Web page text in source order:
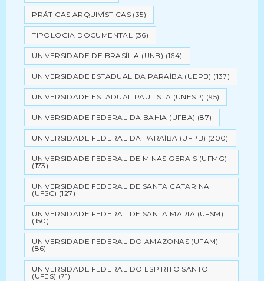
PRÁTICAS ARQUIVÍSTICAS (35)
TIPOLOGIA DOCUMENTAL (36)
UNIVERSIDADE DE BRASÍLIA (UNB) (164)
UNIVERSIDADE ESTADUAL DA PARAÍBA (UEPB) (137)
UNIVERSIDADE ESTADUAL PAULISTA (UNESP) (95)
UNIVERSIDADE FEDERAL DA BAHIA (UFBA) (87)
UNIVERSIDADE FEDERAL DA PARAÍBA (UFPB) (200)
UNIVERSIDADE FEDERAL DE MINAS GERAIS (UFMG)
(173)
UNIVERSIDADE FEDERAL DE SANTA CATARINA
(UFSC) (127)
UNIVERSIDADE FEDERAL DE SANTA MARIA (UFSM)
(150)
UNIVERSIDADE FEDERAL DO AMAZONAS (UFAM)
(86)
UNIVERSIDADE FEDERAL DO ESPÍRITO SANTO
(UFES) (71)